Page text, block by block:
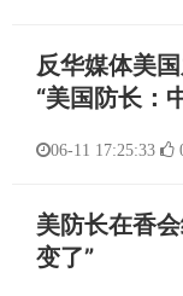
反华媒体美
“美国防长：
06-11 17:25:33
美防长在香
变了”